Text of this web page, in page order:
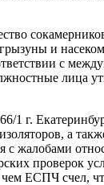
и
с
лица
1 г.
а
с жалобами
проверок
чем ЕСПЧ